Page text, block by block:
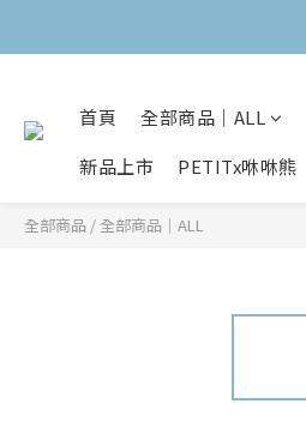
首頁 全部商品｜ALL
新品上市
PETITx咻咻熊
全部商品 / 全部商品｜ALL